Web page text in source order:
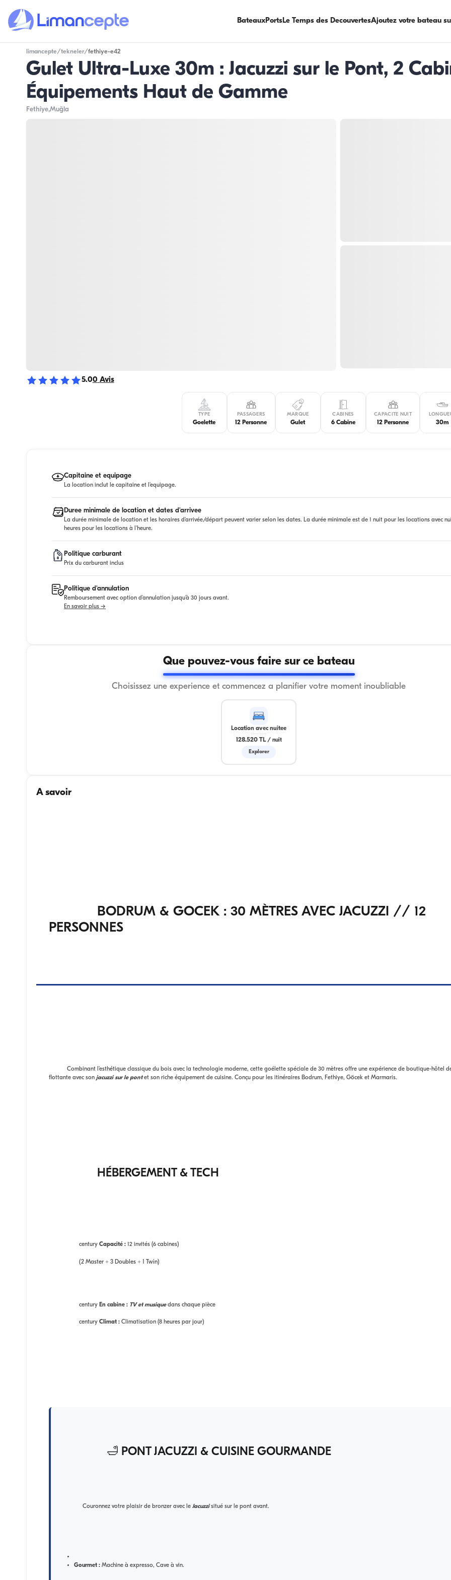
BateauxPortsLe Temps des DecouvertesAjoutez votre bateau
limancepte/tekneler/fethiye-e42
Gulet Ultra-Luxe 30m : Jacuzzi sur le Pont, 2
Équipements Haut de Gamme
Fethiye,Muğla
5.00 Avis
TYPE
Goelette
PASSAGERS
12 Personne
MARQUE
Gulet
CABINES
6 Cabine
CAPACITE NUIT
12 Personne 30m
Capitaine et equipage
La location inclut le capitaine et l'equipage.
Duree minimale de location et dates d'arrivee
La durée minimale de location et les horaires d'arrivée/départ peuvent varier selon les dates. La durée minimale est de 1 nuit pour les locations avec
heures pour les locations à l'heure.
Politique carburant
Prix du carburant inclus
Politique d'annulation
Remboursement avec option d'annulation jusqu'à 30 jours avant.
En savoir plus →
Que pouvez-vous faire sur ce bateau
Choisissez une experience et commencez a planifier votre moment inoubliable
Location avec nuitee
128.520 TL/ nuit
Explorer
A savoir
BODRUM & GOCEK : 30 MÈTRES AVEC JACUZZI // 12
PERSONNES
Combinant l'esthétique classique du bois avec la technologie moderne, cette goélette spéciale de 30 mètres offre une expérience de boutique-hôtel
flottante avec son jacuzzi sur le pontet son riche équipement de cuisine. Conçu pour les itinéraires Bodrum, Fethiye, Göcek et Marmaris.
HÉBERGEMENT & TECH
century Capacité : 12 invités (6 cabines)
(2 Master + 3 Doubles + 1 Twin)
century En cabine : TV et musiquedans chaque pièce
century Climat : Climatisation (8 heures par jour)
🛁 PONT JACUZZI & CUISINE GOURMANDE
Couronnez votre plaisir de bronzer avec le Jacuzzisitué sur le pont avant.
Gourmet : Machine à expresso, Cave à vin.